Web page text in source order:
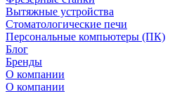
Вытяжные устройства
Стоматологические печи
Персональные компьютеры (ПК)
Блог
Бренды
О компании
О компании